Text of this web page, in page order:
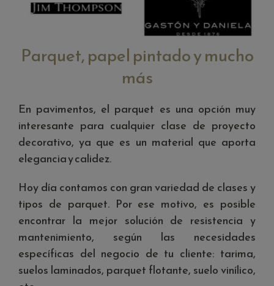
Parquet, papel pintado y mucho
más
En pavimentos, el parquet es una opción muy
interesante para cualquier clase de proyecto
decorativo, ya que es un material que aporta
elegancia y calidez.
Hoy día contamos con gran variedad de clases y
tipos de parquet. Por ese motivo, es posible
encontrar la mejor solución de resistencia y
mantenimiento, según las necesidades
específicas del negocio de tu cliente: tarima,
suelos laminados, parquet flotante, suelo vinílico,